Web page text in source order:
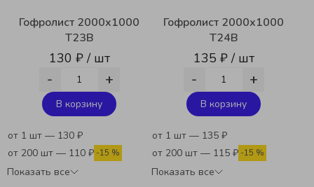
Гофролист 2000х1000
Т23В
130 ₽ / шт
- +
В корзину
от 1 шт — 130 ₽
от 200 шт — 110 ₽ -15 %
Показать все
Гофролист 2000х1000
Т24В
135 ₽ / шт
- +
В корзину
от 1 шт — 135 ₽
от 200 шт — 115 ₽ -15 %
Показать все